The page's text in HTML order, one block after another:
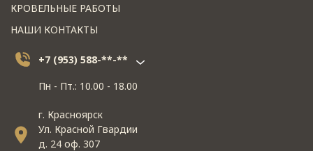
КРОВЕЛЬНЫЕ РАБОТЫ
НАШИ КОНТАКТЫ
+7 (953) 588-**-**
Пн - Пт.: 10.00 - 18.00
г. Красноярск
Ул. Красной Гвардии
д. 24 оф. 307